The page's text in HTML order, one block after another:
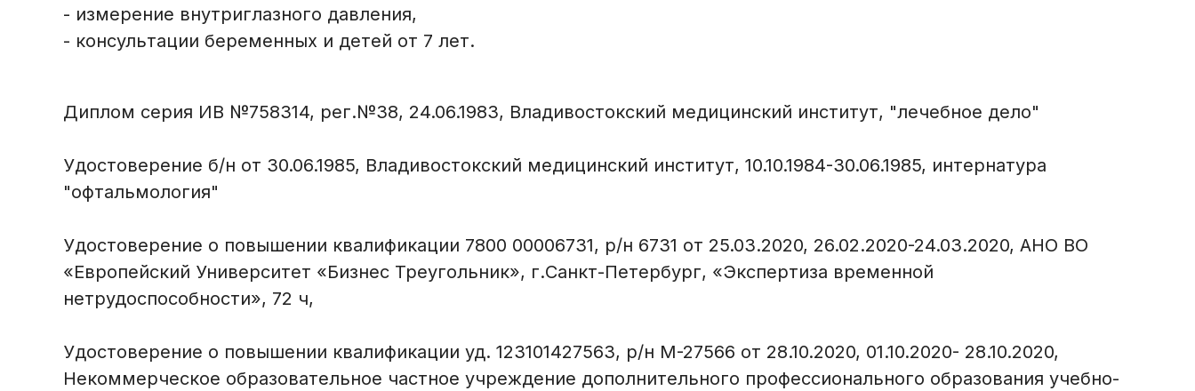
- измерение внутриглазного давления,
- консультации беременных и детей от 7 лет.
Диплом серия ИВ №758314, рег.№38, 24.06.1983, Владивостокский медицинский институт, "лечебное дело"
Удостоверение б/н от 30.06.1985, Владивостокский медицинский институт, 10.10.1984-30.06.1985, интернатура
"офтальмология"
Удостоверение о повышении квалификации 7800 00006731, р/н 6731 от 25.03.2020, 26.02.2020-24.03.2020, АНО ВО
«Европейский Университет «Бизнес Треугольник», г.Санкт-Петербург, «Экспертиза временной
нетрудоспособности», 72 ч,
Удостоверение о повышении квалификации уд. 123101427563, р/н М-27566 от 28.10.2020, 01.10.2020- 28.10.2020,
Некоммерческое образовательное частное учреждение дополнительного профессионального образования учебно-